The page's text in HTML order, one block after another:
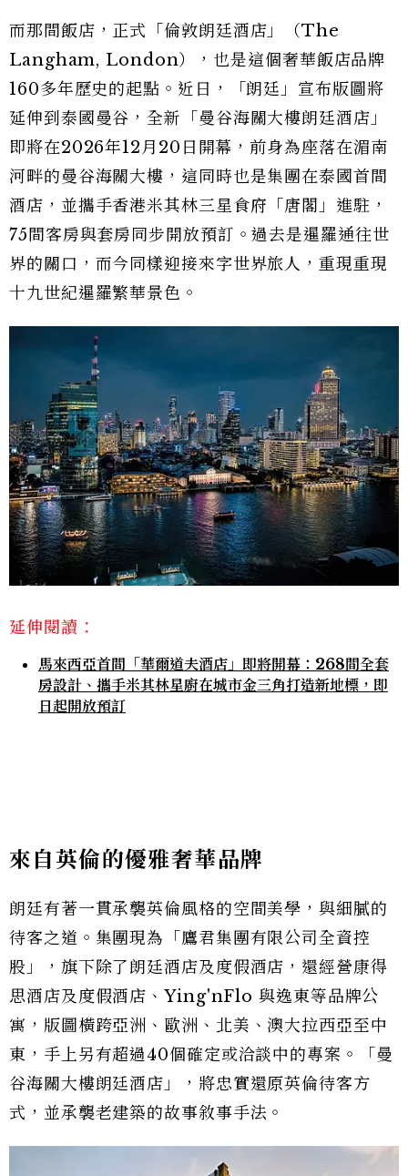
而那間飯店，正式「倫敦朗廷酒店」（The
Langham, London），也是這個奢華飯店品牌
160多年歷史的起點。近日，「朗廷」宣布版圖將
延伸到泰國曼谷，全新「曼谷海關大樓朗廷酒店」
即將在2026年12月20日開幕，前身為座落在湄南
河畔的曼谷海關大樓，這同時也是集團在泰國首間
酒店，並攜手香港米其林三星食府「唐閣」進駐，
75間客房與套房同步開放預訂。過去是暹羅通往世
界的關口，而今同樣迎接來字世界旅人，重現重現
十九世紀暹羅繁華景色。
延伸閱讀：
馬來西亞首間「華爾道夫酒店」即將開幕：268間全套
房設計、攜手米其林星廚在城市金三角打造新地標，即
日起開放預訂
來自英倫的優雅奢華品牌
朗廷有著一貫承襲英倫風格的空間美學，與細膩的
待客之道。集團現為「鷹君集團有限公司全資控
股」，旗下除了朗廷酒店及度假酒店，還經營康得
思酒店及度假酒店、Ying'nFlo 與逸東等品牌公
寓，版圖橫跨亞洲、歐洲、北美、澳大拉西亞至中
東，手上另有超過40個確定或洽談中的專案。「曼
谷海關大樓朗廷酒店」，將忠實還原英倫待客方
式，並承襲老建築的故事敘事手法。